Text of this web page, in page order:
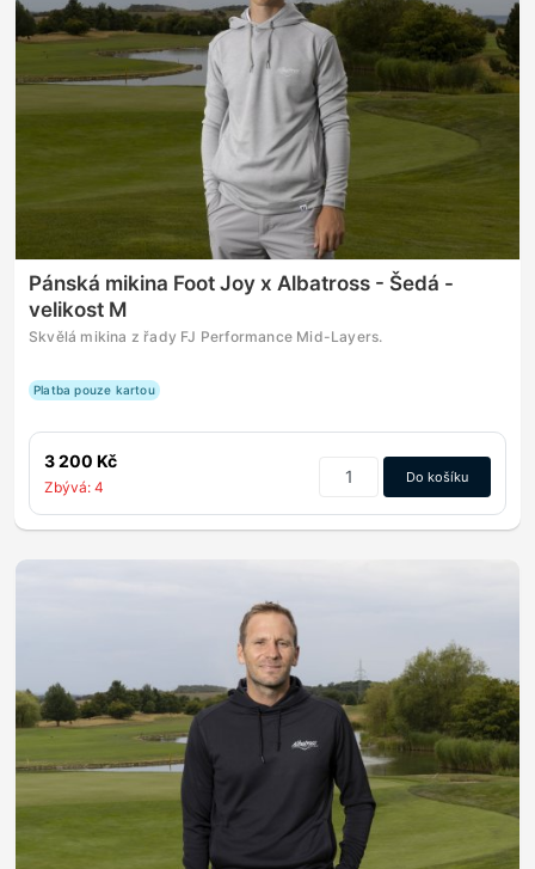
Pánská mikina Foot Joy x Albatross - Šedá -
velikost M
Skvělá mikina z řady FJ Performance Mid-Layers.
Platba pouze kartou
3 200 Kč
Zbývá: 4
Do košíku